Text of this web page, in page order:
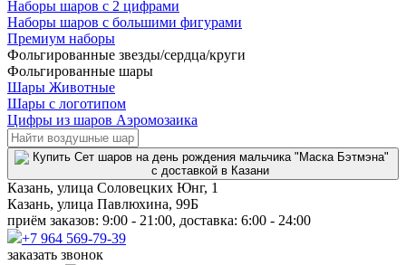
Наборы шаров с 2 цифрами
Наборы шаров с большими фигурами
Премиум наборы
Фольгированные звезды/сердца/круги
Фольгированные шары
Шары Животные
Шары с логотипом
Цифры из шаров Аэромозаика
Казань, улица Соловецких Юнг, 1
Казань, улица Павлюхина, 99Б
приём заказов: 9:00 - 21:00, доставка: 6:00 - 24:00
+7 964 569-79-39
заказать звонок